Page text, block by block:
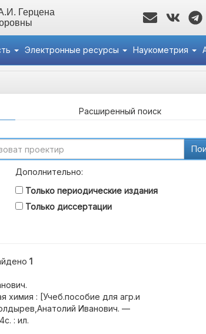
Герцена
Электронные ресурсы Наукометрия
Расширенный поиск
Дополнительно:
Только периодические издания
Только диссертации
1
химия : [Учеб.пособие для агр.и
Иванович. —
: ил.